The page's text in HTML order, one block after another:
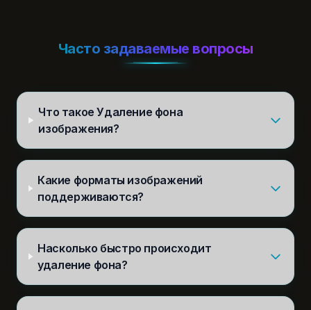
Часто задаваемые вопросы
Что такое Удаление фона
изображения?
Какие форматы изображений
поддерживаются?
Насколько быстро происходит
удаление фона?